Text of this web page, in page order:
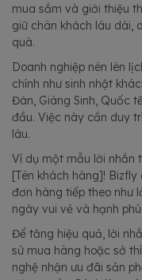
mua sắm và giới thiệu
giữ chân khách lâu dài,
quà.
Doanh nghiệp nên lên
chính như sinh nhật
Đán, Giáng Sinh, Quốc
đầu. Việc này cần duy
lâu.
Ví dụ một mẫu lời nhắn
[Tên khách hàng]!
đơn hàng tiếp theo như
ngày vui vẻ và hạnh
Để tăng hiệu quả, lời
sử mua hàng hoặc sở
nghệ nhận ưu đãi sản